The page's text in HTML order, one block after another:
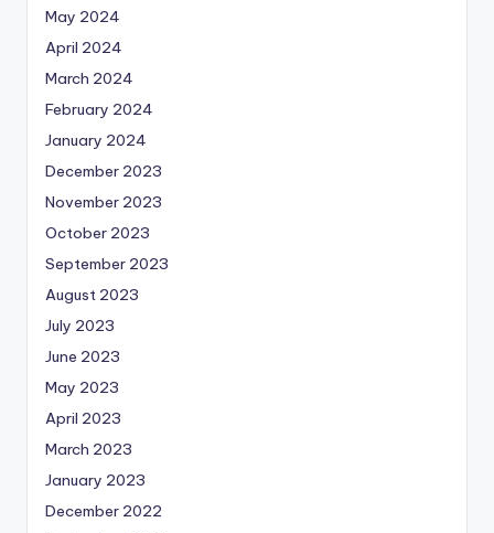
May 2024
April 2024
March 2024
February 2024
January 2024
December 2023
November 2023
October 2023
September 2023
August 2023
July 2023
June 2023
May 2023
April 2023
March 2023
January 2023
December 2022